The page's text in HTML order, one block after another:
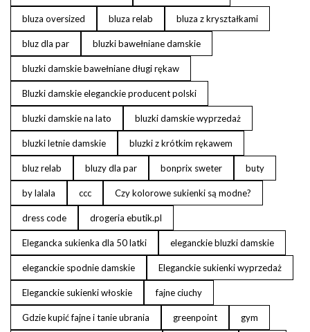
bluza oversized bluza relab bluza z kryształkami
bluz dla par bluzki bawełniane damskie
bluzki damskie bawełniane długi rękaw
Bluzki damskie eleganckie producent polski
bluzki damskie na lato bluzki damskie wyprzedaż
bluzki letnie damskie bluzki z krótkim rękawem
bluz relab bluzy dla par bonprix sweter buty
by lalala ccc Czy kolorowe sukienki są modne?
dress code drogeria ebutik.pl
Elegancka sukienka dla 50 latki eleganckie bluzki damskie
eleganckie spodnie damskie Eleganckie sukienki wyprzedaż
Eleganckie sukienki włoskie fajne ciuchy
Gdzie kupić fajne i tanie ubrania greenpoint gym